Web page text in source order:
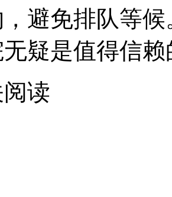
避免排队等
疑是值得信
读